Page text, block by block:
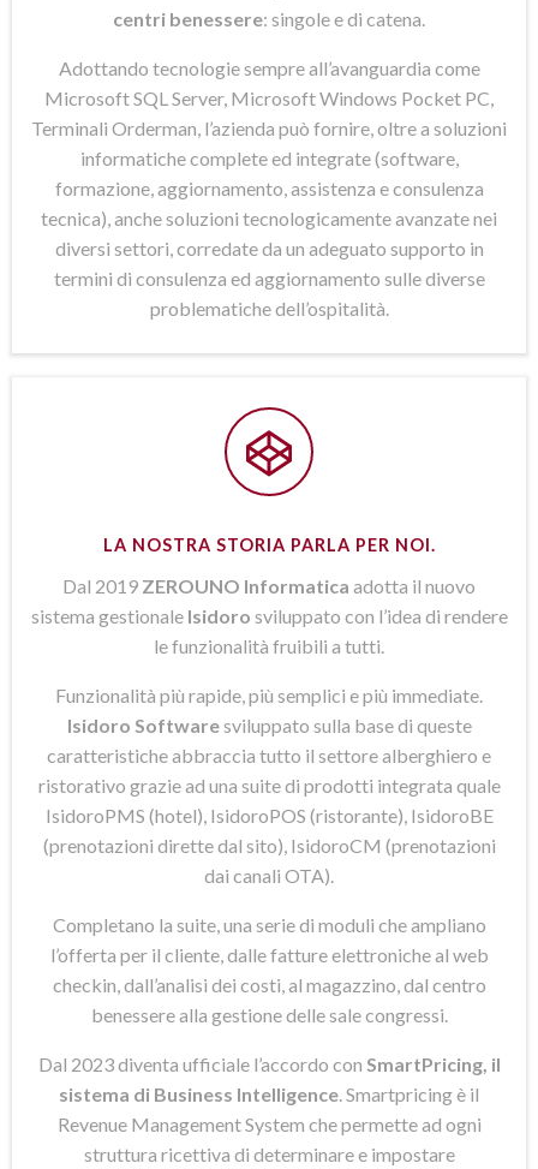
centri benessere: singole e di catena.
Adottando tecnologie sempre all’avanguardia come
Microsoft SQL Server, Microsoft Windows Pocket PC,
Terminali Orderman, l’azienda può fornire, oltre a soluzioni
informatiche complete ed integrate (software,
formazione, aggiornamento, assistenza e consulenza
tecnica), anche soluzioni tecnologicamente avanzate nei
diversi settori, corredate da un adeguato supporto in
termini di consulenza ed aggiornamento sulle diverse
problematiche dell’ospitalità.
LA NOSTRA STORIA PARLA PER NOI.
Dal 2019 ZEROUNO Informatica adotta il nuovo
sistema gestionale Isidoro sviluppato con l’idea di rendere
le funzionalità fruibili a tutti.
Funzionalità più rapide, più semplici e più immediate.
Isidoro Softwaresviluppato sulla base di queste
caratteristiche abbraccia tutto il settore alberghiero e
ristorativo grazie ad una suite di prodotti integrata quale
IsidoroPMS (hotel), IsidoroPOS (ristorante), IsidoroBE
(prenotazioni dirette dal sito), IsidoroCM (prenotazioni
dai canali OTA).
Completano la suite, una serie di moduli che ampliano
l’offerta per il cliente, dalle fatture elettroniche al web
checkin, dall’analisi dei costi, al magazzino, dal centro
benessere alla gestione delle sale congressi.
Dal 2023 diventa ufficiale l’accordo con SmartPricing, il
sistema di Business Intelligence . Smartpricing è il
Revenue Management System che permette ad ogni
struttura ricettiva di determinare e impostare